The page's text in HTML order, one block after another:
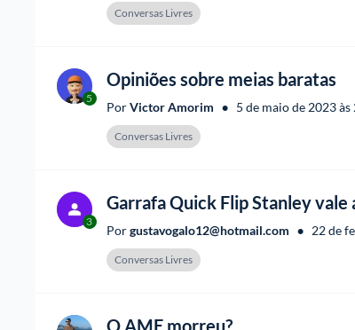
Conversas Livres
5
Opiniões sobre meias baratas
Por Victor Amorim • 5 de maio de 2023 às
Conversas Livres
3
Garrafa Quick Flip Stanley vale
Por gustavogalo12@hotmail.com • 22 de
Conversas Livres
O AME morreu?